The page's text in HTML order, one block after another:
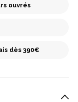
ouvrés
dès 390€